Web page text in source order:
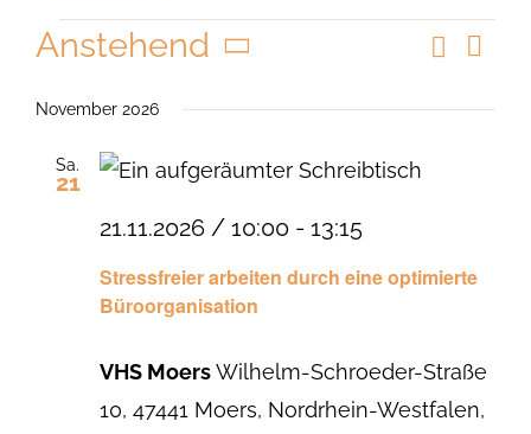
Veranstaltungen
Suche
Suche
Liste
Anstehend
wählen.
November 2026
Sa.
21
Stressfreier arbeiten durch eine optimierte
Büroorganisation
21.11.2026 / 10:00 - 13:15
VHS MoersWilhelm-Schroeder-Straße
10, 47441 Moers, Nordrhein-Westfalen,